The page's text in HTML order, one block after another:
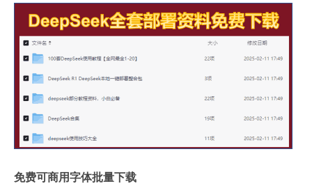
免费可商用字体批量下载